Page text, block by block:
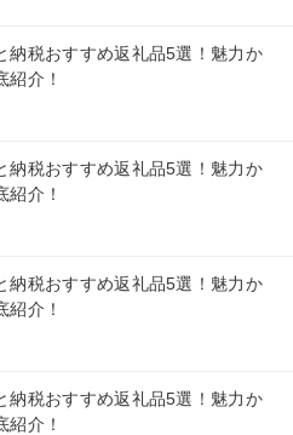
納税おすすめ返礼品5選！魅力か
紹介！
納税おすすめ返礼品5選！魅力か
紹介！
納税おすすめ返礼品5選！魅力か
紹介！
納税おすすめ返礼品5選！魅力か
紹介！